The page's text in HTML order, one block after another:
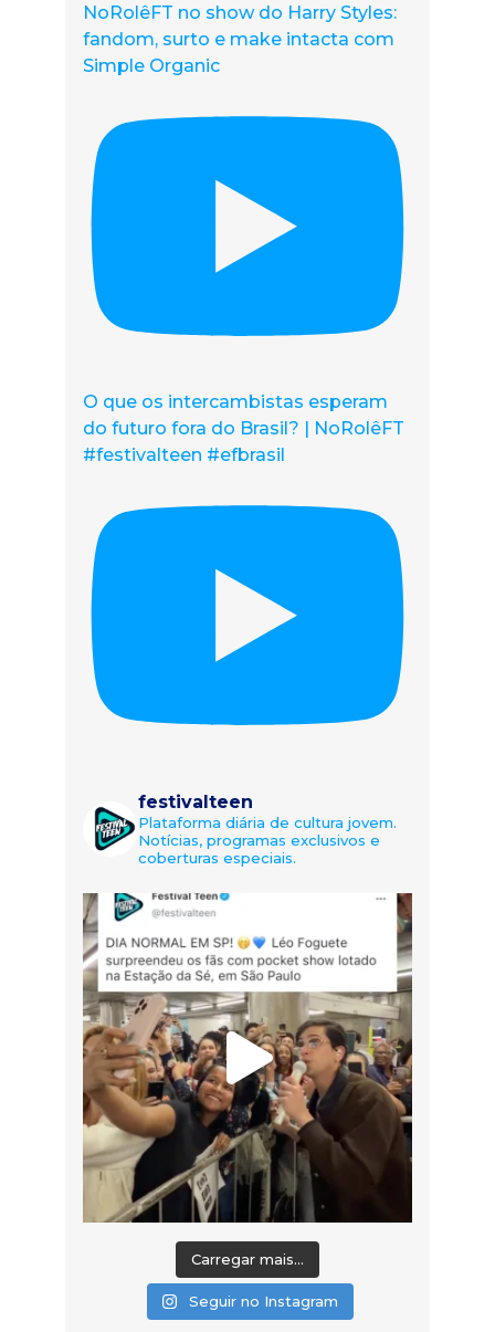
NoRolêFT no show do Harry Styles:
fandom, surto e make intacta com
Simple Organic
O que os intercambistas esperam
do futuro fora do Brasil? | NoRolêFT
#festivalteen #efbrasil
festivalteen
Plataforma diária de cultura jovem.
Notícias, programas exclusivos e
coberturas especiais.
Carregar mais...
Seguir no Instagram